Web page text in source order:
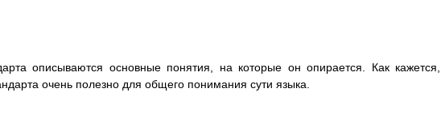
описываются основные понятия, на которые он опирается. Как кажется,
очень полезно для общего понимания сути языка.